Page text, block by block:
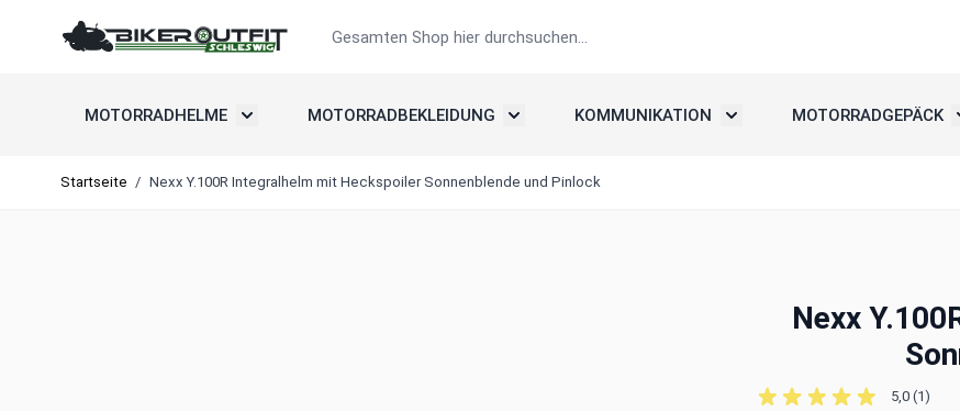
MOTORRADHELME
Untermenü umschalten: Motorradhelme
MOTORRADBEKLEIDUNG
Untermenü umschalten: Motorradbekleidung
KOMMUNIKATION
Untermenü umschalten:
MOTORRADGEPÄCK
Startseite / Nexx Y.100R Integralhelm mit Heckspoiler Sonnenblende und Pinlock
Nexx
5,0 (1)